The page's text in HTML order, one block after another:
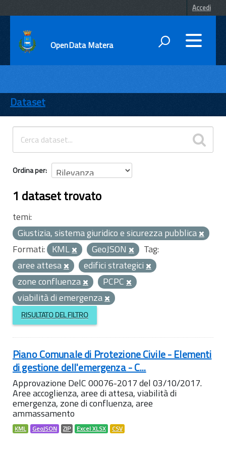
Accedi
OpenData Matera
ENTI
TEMI
INFORMAZIONI
Dataset
Ordina per
1 dataset trovato
temi:
Giustizia, sistema giuridico e sicurezza pubblica
Formati: KML GeoJSON
Tag:
aree attesa
edifici strategici
zone confluenza
PCPC
viabilità di emergenza
RISULTATO DEL FILTRO
Piano Comunale di Protezione Civile - Elementi
di gestione dell'emergenza - C...
Approvazione DelC 00076-2017 del 03/10/2017.
Aree accoglienza, aree di attesa, viabilità di
emergenza, zone di confluenza, aree
ammassamento
KML GeoJSON ZIP Excel XLSX CSV